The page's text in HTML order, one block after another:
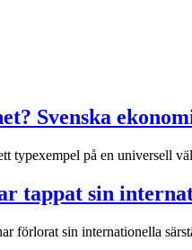
Svenska
typexempel på en universell
tappat sin
förlorat sin internationella